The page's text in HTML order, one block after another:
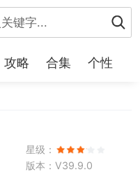
攻略 合集 个性
星级：
版本：V39.9.0